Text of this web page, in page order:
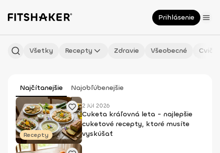
Prihlásenie
Všetky Recepty Zdravie Všeobecné
Najčítanejšie Najobľúbenejšie
Recepty
2 Júl 2026
Cuketa kráľovná leta - najlepšie
cuketové recepty, ktoré musíte
vyskúšať